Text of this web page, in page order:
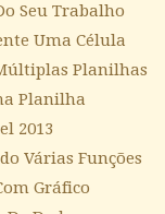
Seu Trabalho
Uma Célula
Planilhas
Planilha
2013
Várias Funções
Gráfico